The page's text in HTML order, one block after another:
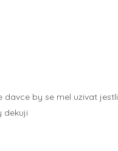
davce by se mel uzivat jestli
dekuji